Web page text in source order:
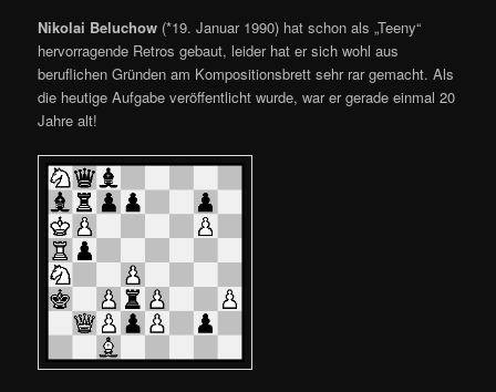
t
i
o
n
Nikolai Beluchow (*19. Januar 1990) hat schon als „Teeny“
hervorragende Retros gebaut, leider hat er sich wohl aus
beruflichen Gründen am Kompositionsbrett sehr rar gemacht. Als
die heutige Aufgabe veröffentlicht wurde, war er gerade einmal 20
Jahre alt!